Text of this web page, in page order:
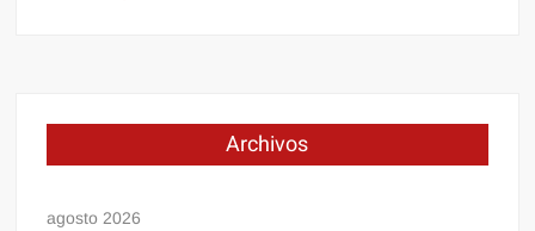
Archivos
agosto 2026